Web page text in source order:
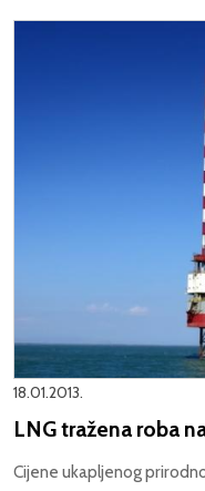
18.01.2013.
LNG tražena roba
Cijene ukapljenog